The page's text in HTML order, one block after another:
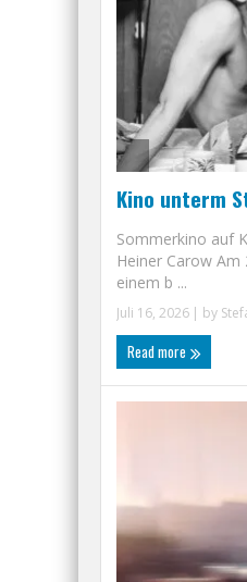
Kino unterm
Sommerkino auf
Heiner Carow Am
einem b ...
Juli 16, 2026 | by
Read more